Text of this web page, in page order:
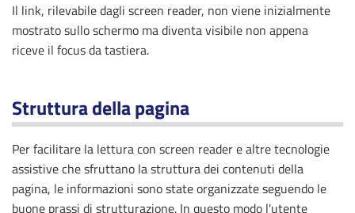
Il link, rilevabile dagli screen reader, non viene inizialmente
mostrato sullo schermo ma diventa visibile non appena
riceve il focus da tastiera.
Struttura della pagina
Per facilitare la lettura con screen reader e altre tecnologie
assistive che sfruttano la struttura dei contenuti della
pagina, le informazioni sono state organizzate seguendo le
buone prassi di strutturazione. In questo modo l'utente